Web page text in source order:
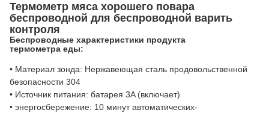
Термометр мяса хорошего повара
беспроводной для беспроводной варить
контроля
Беспроводные характеристики продукта
термометра еды:
• Материал зонда: Нержавеющая сталь продовольственной
безопасности 304
• Источник питания: батарея 3A (включает)
• энергосбережение: 10 минут автоматических-